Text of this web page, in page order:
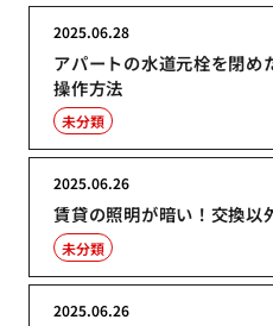
アパートの水道元栓を閉め
操作方法
2025.06.28
未分類
賃貸の照明が暗い！交換以
2025.06.26
未分類
2025.06.26